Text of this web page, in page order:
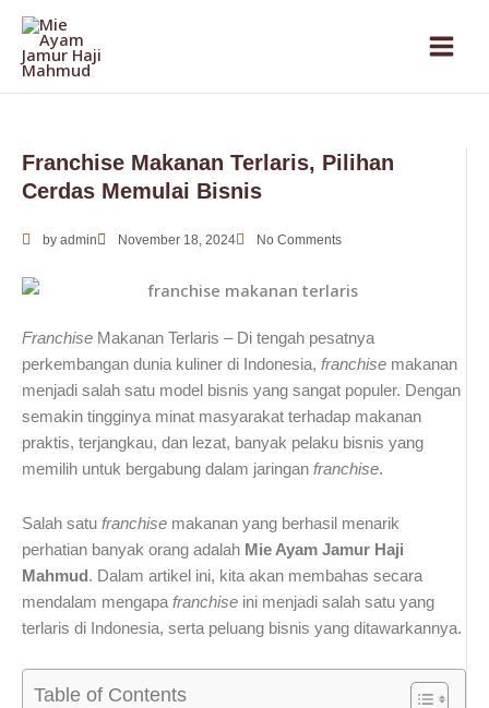
Skip
content
Franchise Makanan Terlaris, Pilihan
Cerdas Memulai Bisnis
by admin November 18, 2024 No Comments
Franchise Makanan Terlaris – Di tengah pesatnya
perkembangan dunia kuliner di Indonesia, franchise makanan
menjadi salah satu model bisnis yang sangat populer. Dengan
semakin tingginya minat masyarakat terhadap makanan
praktis, terjangkau, dan lezat, banyak pelaku bisnis yang
memilih untuk bergabung dalam jaringan franchise.
Salah satu franchise makanan yang berhasil menarik
perhatian banyak orang adalah Mie Ayam Jamur Haji
Mahmud . Dalam artikel ini, kita akan membahas secara
mendalam mengapa franchise ini menjadi salah satu yang
terlaris di Indonesia, serta peluang bisnis yang ditawarkannya.
Table of Contents